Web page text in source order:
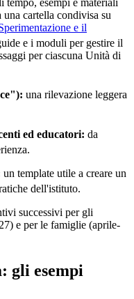
una cartella condivisa su
e il
e i moduli per gestire il
per ciascuna Unità di
una rilevazione leggera
ed educatori: da
.
un template utile a creare un
dell'istituto.
successivi per gli
e per le famiglie (aprile-
gli esempi